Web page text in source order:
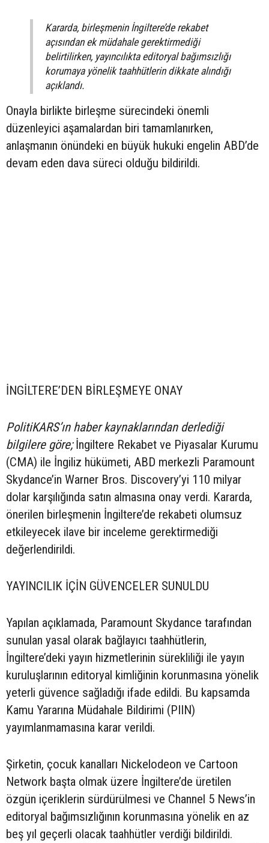
Kararda, birleşmenin İngiltere’de rekabet
açısından ek müdahale gerektirmediği
belirtilirken, yayıncılıkta editoryal bağımsızlığı
korumaya yönelik taahhütlerin dikkate alındığı
açıklandı.
Onayla birlikte birleşme sürecindeki önemli
düzenleyici aşamalardan biri tamamlanırken,
anlaşmanın önündeki en büyük hukuki engelin ABD’de
devam eden dava süreci olduğu bildirildi.
İNGİLTERE’DEN BİRLEŞMEYE ONAY
PolitiKARS’ın haber kaynaklarından derlediği
bilgilere göre;İngiltere Rekabet ve Piyasalar Kurumu
(CMA) ile İngiliz hükümeti, ABD merkezli Paramount
Skydance’in Warner Bros. Discovery’yi 110 milyar
dolar karşılığında satın almasına onay verdi. Kararda,
önerilen birleşmenin İngiltere’de rekabeti olumsuz
etkileyecek ilave bir inceleme gerektirmediği
değerlendirildi.
YAYINCILIK İÇİN GÜVENCELER SUNULDU
Yapılan açıklamada, Paramount Skydance tarafından
sunulan yasal olarak bağlayıcı taahhütlerin,
İngiltere’deki yayın hizmetlerinin sürekliliği ile yayın
kuruluşlarının editoryal kimliğinin korunmasına yönelik
yeterli güvence sağladığı ifade edildi. Bu kapsamda
Kamu Yararına Müdahale Bildirimi (PIIN)
yayımlanmamasına karar verildi.
Şirketin, çocuk kanalları Nickelodeon ve Cartoon
Network başta olmak üzere İngiltere’de üretilen
özgün içeriklerin sürdürülmesi ve Channel 5 News’in
editoryal bağımsızlığının korunmasına yönelik en az
beş yıl geçerli olacak taahhütler verdiği bildirildi.